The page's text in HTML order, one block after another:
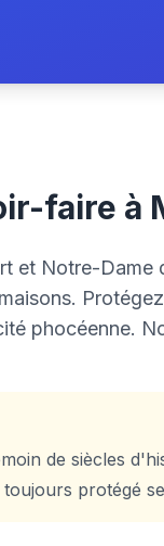
faire à
et Notre-Dame
phocéenne.
de siècles
protégé